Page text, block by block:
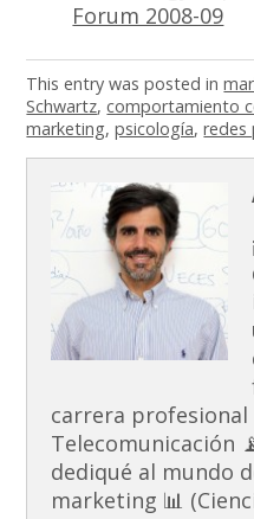
Forum 2008-09
This entry was posted in
Schwartz,comportamiento
marketing,psicología,redes
carrera
Telecomunicación
dediqué al mundo
marketing 📊